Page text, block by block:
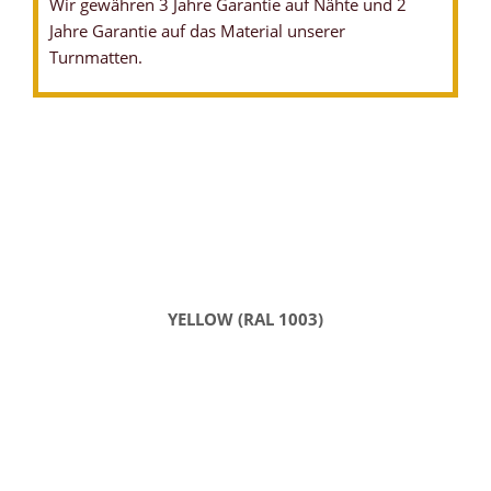
Wir gewähren 3 Jahre Garantie auf Nähte und 2
Jahre Garantie auf das Material unserer
Turnmatten.
YELLOW (RAL 1003)